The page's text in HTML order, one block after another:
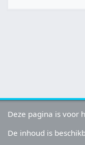
Deze pagina is voor
De inhoud is